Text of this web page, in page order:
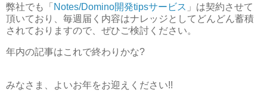
弊社でも「 Notes/Domino開発tipsサービス 」は契約させて
頂いており、毎週届く内容はナレッジとしてどんどん蓄積
されておりますので、ぜひご検討ください。
年内の記事はこれで終わりかな?
みなさま、よいお年をお迎えください!!